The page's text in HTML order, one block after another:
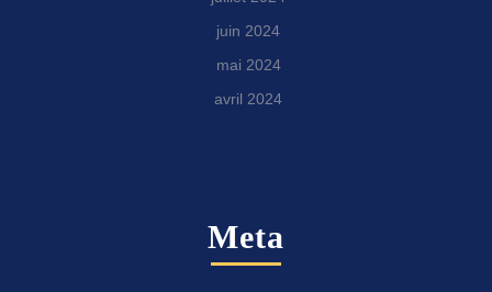
juin 2024
mai 2024
avril 2024
Meta